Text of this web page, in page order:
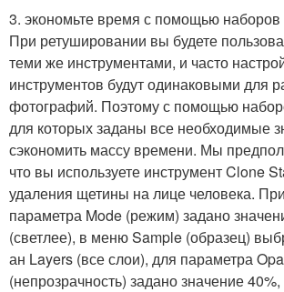
3. экономьте время с помощью наборов
При ретушировании вы будете
теми же инструментами, и часто
инструментов будут одинаковыми для
фотографий. Поэтому с помощью
для которых заданы все необходимые
сэкономить массу времени. Мы
что вы используете инструмент Clone
удаления щетины на лице человека.
параметра Mode (режим) задано
(светлее), в меню Sample (образец)
ан Layers (все слои), для параметра
(непрозрачность) задано значение